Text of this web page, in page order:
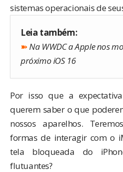
sistemas operacionais de
Leia também:
➽ Na WWDC a Apple nos
próximo iOS 16
Por isso que a
querem saber o que
nossos aparelhos.
formas de interagir com o
tela bloqueada do
flutuantes?